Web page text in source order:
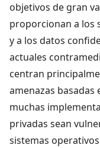
objetivos de gran
proporcionan a los
y a los datos
actuales
centran
amenazas basadas
muchas
privadas sean
sistemas